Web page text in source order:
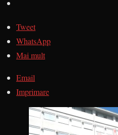
Tweet
WhatsApp
Mai mult
Email
Imprimare